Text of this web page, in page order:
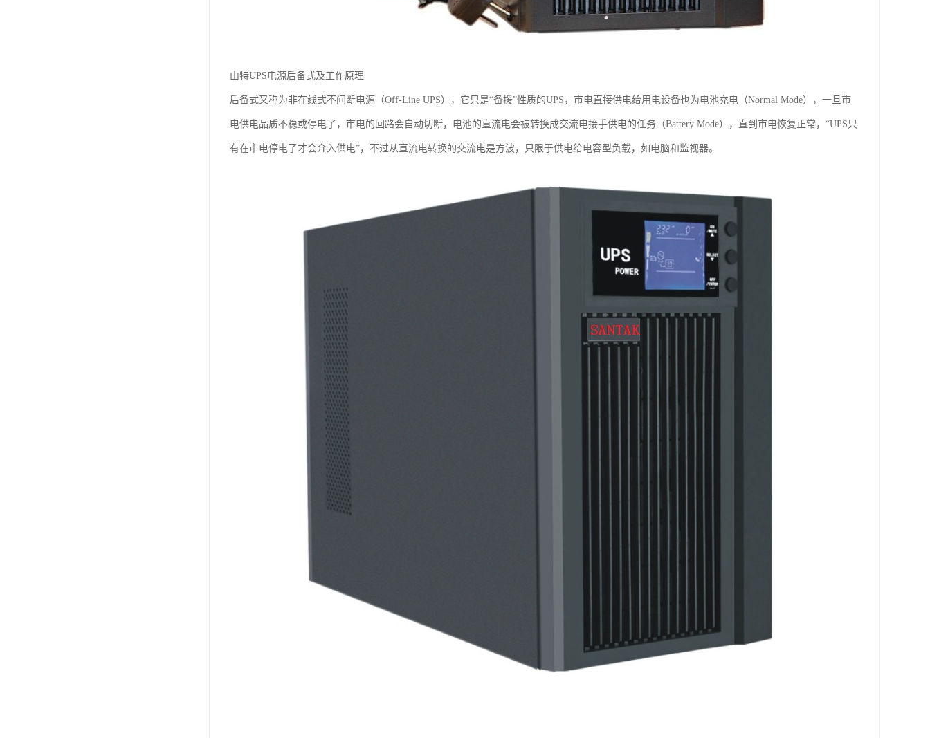
山特UPS电源后备式及工作原理
后备式又称为非在线式不间断电源（Off-Line UPS），它只是“备援”性质的UPS，市电直接供电给用电设备也为电池充电（Normal Mode），一旦市
电供电品质不稳或停电了，市电的回路会自动切断，电池的直流电会被转换成交流电接手供电的任务（Battery Mode），直到市电恢复正常，“UPS只
有在市电停电了才会介入供电”，不过从直流电转换的交流电是方波，只限于供电给电容型负载，如电脑和监视器。